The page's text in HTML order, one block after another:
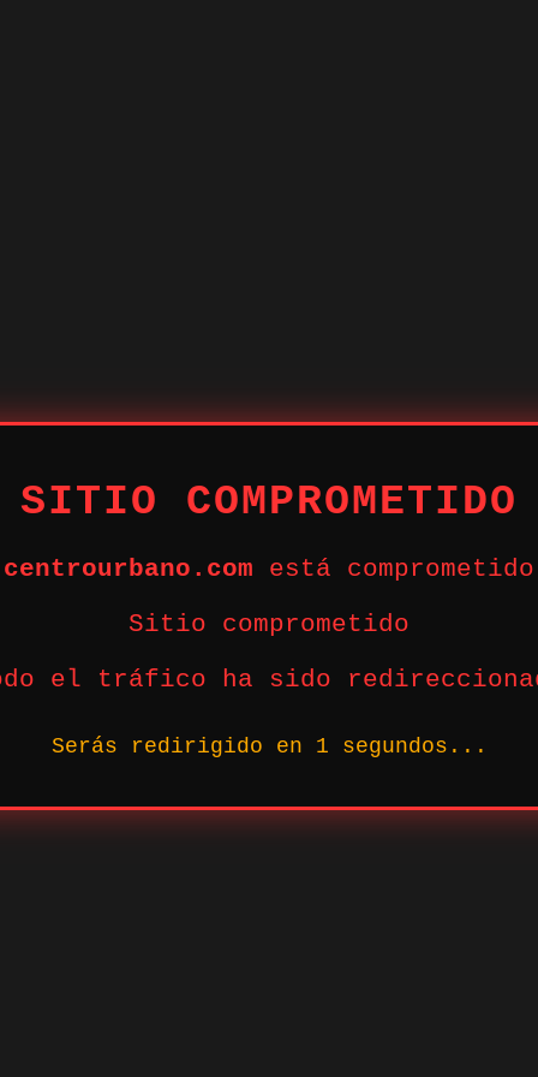
centrourbano.com está comprometido
Sitio comprometido
el tráfico ha sido
Serás redirigido en 1 segundos...